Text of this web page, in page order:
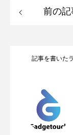
前の記
記事を書いた
2026.05.04
2026.04.24